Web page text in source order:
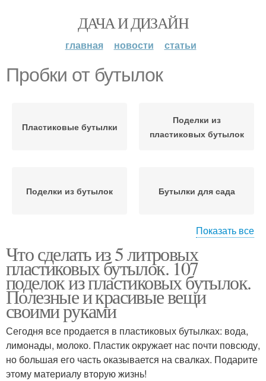
ДАЧА И ДИЗАЙН
главная новости статьи
Пробки от бутылок
Пластиковые бутылки
Поделки из
пластиковых бутылок
Поделки из бутылок Бутылки для сада
Пластиковая бутылка
пластиковых бутылок
Винные пробки
Показать все
Что сделать из 5 литровых
пластиковых бутылок. 107
поделок из пластиковых бутылок.
Полезные и красивые вещи
своими руками
Сегодня все продается в пластиковых бутылках: вода,
лимонады, молоко. Пластик окружает нас почти повсюду,
но большая его часть оказывается на свалках. Подарите
этому материалу вторую жизнь!